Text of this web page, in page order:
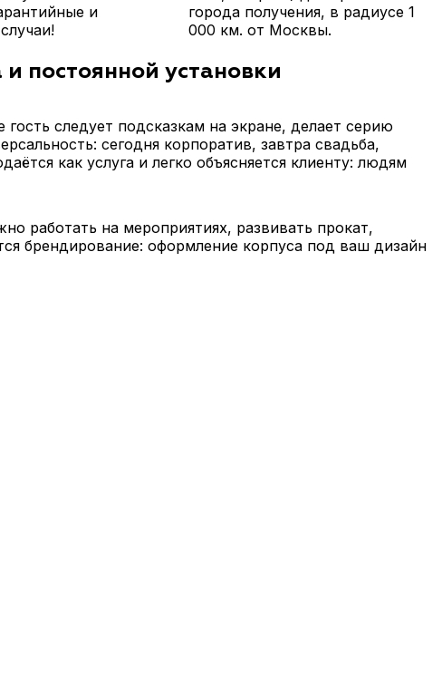
и
города получения, в радиусе 1
000 км. от Москвы.
постоянной установки
следует подсказкам на экране, делает серию
сегодня корпоратив, завтра свадьба,
как услуга и легко объясняется клиенту: людям
работать на мероприятиях, развивать прокат,
брендирование: оформление корпуса под ваш дизайн